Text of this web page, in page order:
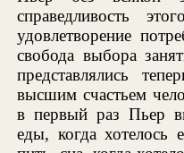
справедливость
удовлетворение
свобода выбора
представлялись
высшим счастьем
в первый раз Пьер
еды, когда хотелось